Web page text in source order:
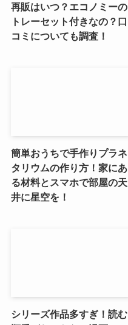
再販はいつ？エコノミーの
トレーセット付きなの？口
コミについても調査！
簡単おうちで手作りプラネ
タリウムの作り方！家にあ
る材料とスマホで部屋の天
井に星空を！
シリーズ作品多すぎ！読む